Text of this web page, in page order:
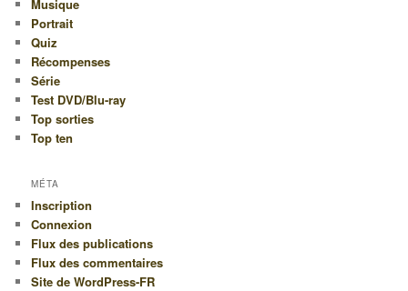
Musique
Portrait
Quiz
Récompenses
Série
Test DVD/Blu-ray
Top sorties
Top ten
MÉTA
Inscription
Connexion
Flux des publications
Flux des commentaires
Site de WordPress-FR